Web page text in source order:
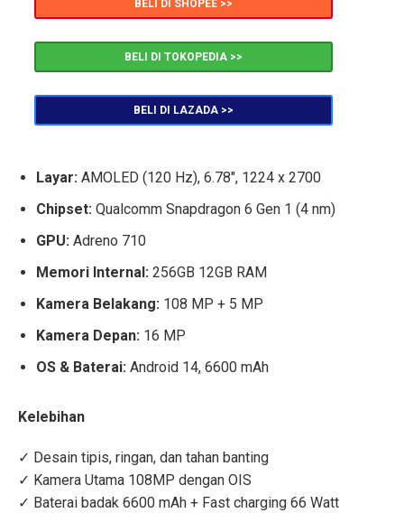
BELI DI SHOPEE >>
BELI DI TOKOPEDIA >>
BELI DI LAZADA >>
Layar: AMOLED (120 Hz), 6.78″, 1224 x 2700
Chipset: Qualcomm Snapdragon 6 Gen 1 (4 nm)
GPU: Adreno 710
Memori Internal: 256GB 12GB RAM
Kamera Belakang: 108 MP + 5 MP
Kamera Depan: 16 MP
OS & Baterai: Android 14, 6600 mAh
Kelebihan
✓ Desain tipis, ringan, dan tahan banting
✓ Kamera Utama 108MP dengan OIS
✓ Baterai badak 6600 mAh + Fast charging 66 Watt